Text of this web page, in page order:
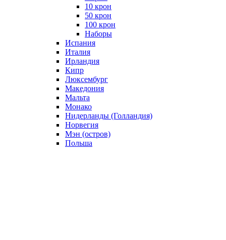
10 крон
50 крон
100 крон
Наборы
Испания
Италия
Ирландия
Кипр
Люксембург
Македония
Мальта
Монако
Нидерланды (Голландия)
Норвегия
Мэн (остров)
Польша